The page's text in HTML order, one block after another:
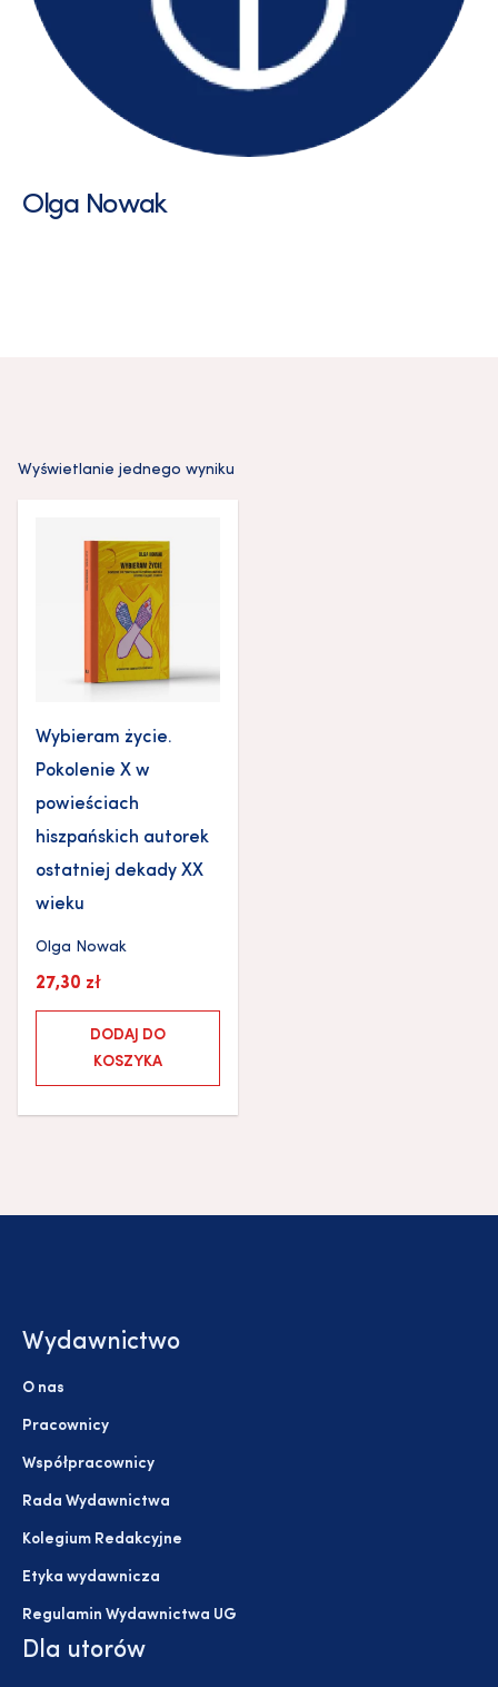
Olga Nowak
Wyświetlanie jednego wyniku
Wybieram życie.
Pokolenie X w
powieściach
hiszpańskich autorek
ostatniej dekady XX
wieku
Olga Nowak
27,30 zł
DODAJ DO
KOSZYKA
Wydawnictwo
O nas
Pracownicy
Współpracownicy
Rada Wydawnictwa
Kolegium Redakcyjne
Etyka wydawnicza
Regulamin Wydawnictwa UG
Dla utorów